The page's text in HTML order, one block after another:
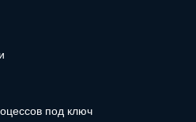
под ключ